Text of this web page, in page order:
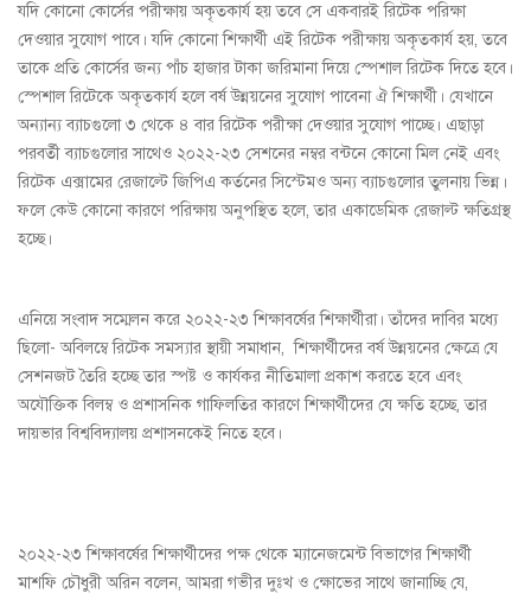
যদি কোনো কোর্সের পরীক্ষায় অকৃতকার্য হয় তবে সে একবারই রিটেক পরিক্ষা
দেওয়ার সুযোগ পাবে। যদি কোনো শিক্ষার্থী এই রিটেক পরীক্ষায় অকৃতকার্য হয়, তবে
তাকে প্রতি কোর্সের জন্য পাঁচ হাজার টাকা জরিমানা দিয়ে স্পেশাল রিটেক দিতে হবে।
স্পেশাল রিটেকে অকৃতকার্য হলে বর্ষ উন্নয়নের সুযোগ পাবেনা ঐ শিক্ষার্থী। যেখানে
অন্যান্য ব্যাচগুলো ৩ থেকে ৪ বার রিটেক পরীক্ষা দেওয়ার সুযোগ পাচ্ছে। এছাড়া
পরবর্তী ব্যাচগুলোর সাথেও ২০২২-২৩ সেশনের নম্বর বন্টনে কোনো মিল নেই এবং
রিটেক এক্সামের রেজাল্টে জিপিএ কর্তনের সিস্টেমও অন্য ব্যাচগুলোর তুলনায় ভিন্ন।
ফলে কেউ কোনো কারণে পরিক্ষায় অনুপস্থিত হলে, তার একাডেমিক রেজাল্ট ক্ষতিগ্রস্থ
হচ্ছে।
এনিয়ে সংবাদ সম্মেলন করে ২০২২-২৩ শিক্ষাবর্ষের শিক্ষার্থীরা। তাঁদের দাবির মধ্যে
ছিলো- অবিলম্বে রিটেক সমস্যার স্থায়ী সমাধান, শিক্ষার্থীদের বর্ষ উন্নয়নের ক্ষেত্রে যে
সেশনজট তৈরি হচ্ছে তার স্পষ্ট ও কার্যকর নীতিমালা প্রকাশ করতে হবে এবং
অযৌক্তিক বিলম্ব ও প্রশাসনিক গাফিলতির কারণে শিক্ষার্থীদের যে ক্ষতি হচ্ছে, তার
দায়ভার বিশ্ববিদ্যালয় প্রশাসনকেই নিতে হবে।
২০২২-২৩ শিক্ষাবর্ষের শিক্ষার্থীদের পক্ষ থেকে ম্যানেজমেন্ট বিভাগের শিক্ষার্থী
মাশফি চৌধুরী অরিন বলেন, আমরা গভীর দুঃখ ও ক্ষোভের সাথে জানাচ্ছি যে,